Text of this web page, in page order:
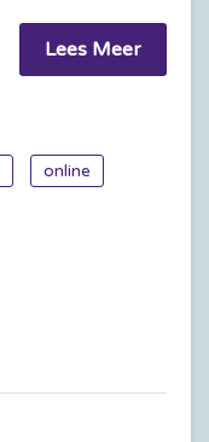
Lees Meer
online